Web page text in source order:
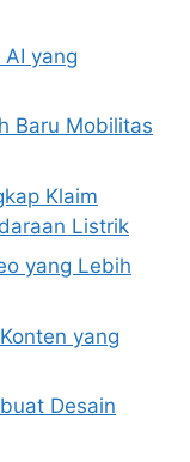
yang
Baru Mobilitas
Klaim
Listrik
yang Lebih
yang
Desain